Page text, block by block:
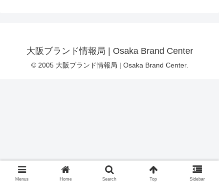
大阪ブランド情報局 | Osaka Brand Center
© 2005 大阪ブランド情報局 | Osaka Brand Center.
Menus Home Search Top Sidebar